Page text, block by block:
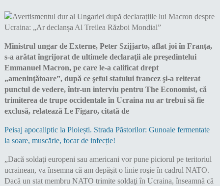
Ministrul ungar de Externe, Peter Szijjarto, aflat joi în Franţa,
s-a arătat îngrijorat de ultimele declaraţii ale preşedintelui
Emmanuel Macron, pe care le-a calificat drept
„ameninţătoare”, după ce şeful statului francez şi-a reiterat
punctul de vedere, într-un interviu pentru The Economist, că
trimiterea de trupe occidentale în Ucraina nu ar trebui să fie
exclusă, relatează Le Figaro, citată de
Peisaj apocaliptic la Ploiești. Strada Păstorilor: Gunoaie fermentate
la soare, muscărie, focar de infecție!
„Dacă soldaţi europeni sau americani vor pune piciorul pe teritoriul
ucrainean, va însemna că am depăşit o linie roşie în cadrul NATO.
Dacă un stat membru NATO trimite soldaţi în Ucraina, înseamnă că